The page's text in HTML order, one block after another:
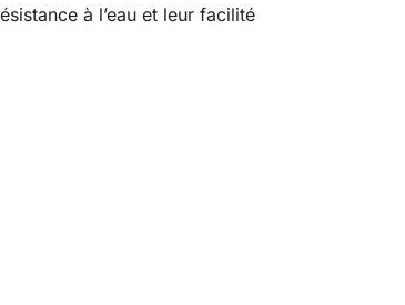
à l’eau et leur facilité